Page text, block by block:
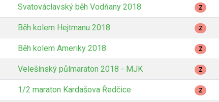
Svatováclavský běh Vodňany 2018 Z
Běh kolem Hejtmanu 2018 Z
Běh kolem Ameriky 2018 Z
Velešínský půlmaraton 2018 - MJK Z
1/2 maraton Kardašova Ředčice Z